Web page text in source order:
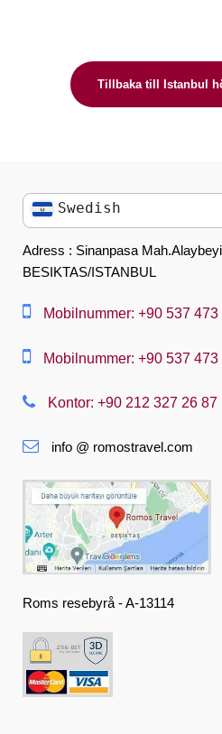
Tillbaka till Istanbul
Swedish
English
العربية
中文
Suomi
Français
Deutsch
Ελληνική
Indonesia
Italiano
Adress : Sinanpasa
BESIKTAS/ISTANBUL
Mobilnummer: +90 537 473
Mobilnummer: +90 537 473
Kontor: +90 212 327 26 87
info @ romostravel.com
Roms resebyrå - A-13114